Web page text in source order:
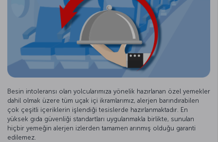
Besin intoleransı olan yolcularımıza yönelik hazırlanan özel yemekler
dahil olmak üzere tüm uçak içi ikramlarımız, alerjen barındırabilen
çok çeşitli içeriklerin işlendiği tesislerde hazırlanmaktadır. En
yüksek gıda güvenliği standartları uygulanmakla birlikte, sunulan
hiçbir yemeğin alerjen izlerden tamamen arınmış olduğu garanti
edilemez.